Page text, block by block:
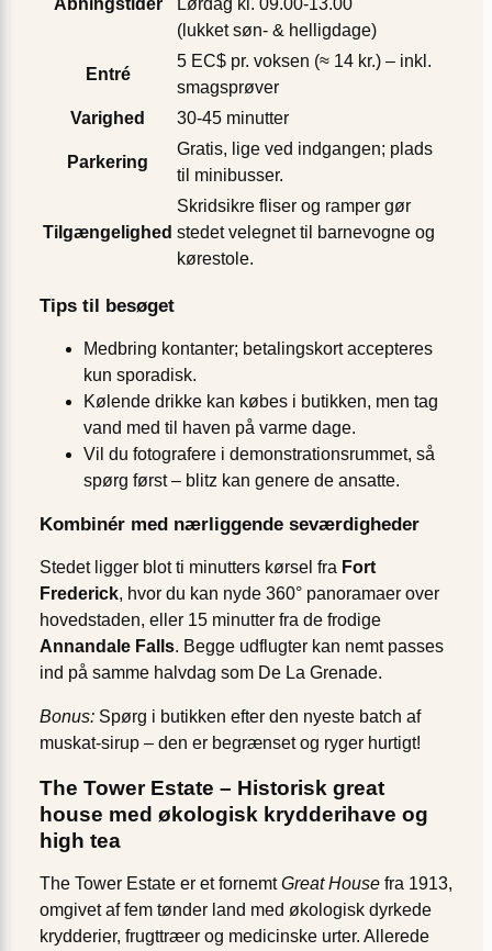
Åbningstider
Lørdag kl. 09.00-13.00
(lukket søn- & helligdage)
Entré
5 EC$ pr. voksen (≈ 14 kr.) – inkl.
smagsprøver
Varighed
30-45 minutter
Parkering
Gratis, lige ved indgangen; plads
til minibusser.
Tilgængelighed
Skridsikre fliser og ramper gør
stedet velegnet til barnevogne og
kørestole.
Tips til besøget
Medbring kontanter; betalingskort accepteres
kun sporadisk.
Kølende drikke kan købes i butikken, men tag
vand med til haven på varme dage.
Vil du fotografere i demonstrationsrummet, så
spørg først – blitz kan genere de ansatte.
Kombinér med nærliggende seværdigheder
Stedet ligger blot ti minutters kørsel fra Fort
Frederick, hvor du kan nyde 360° panoramaer over
hovedstaden, eller 15 minutter fra de frodige
Annandale Falls. Begge udflugter kan nemt passes
ind på samme halvdag som De La Grenade.
Bonus: Spørg i butikken efter den nyeste batch af
muskat-sirup – den er begrænset og ryger hurtigt!
The Tower Estate – Historisk great
house med økologisk krydderihave og
high tea
The Tower Estate er et fornemtGreat House fra 1913,
omgivet af fem tønder land med økologisk dyrkede
krydderier, frugttræer og medicinske urter. Allerede